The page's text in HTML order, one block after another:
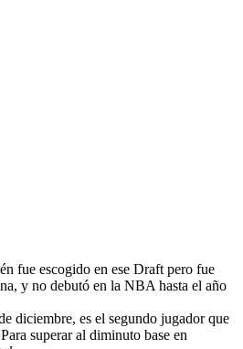
fue escogido en ese Draft pero fue
y no debutó en la NBA hasta el año
diciembre, es el segundo jugador que
superar al diminuto base en